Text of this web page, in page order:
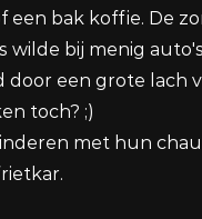
een bak koffie. De
bij menig
een grote lach
toch? ;)
met hun